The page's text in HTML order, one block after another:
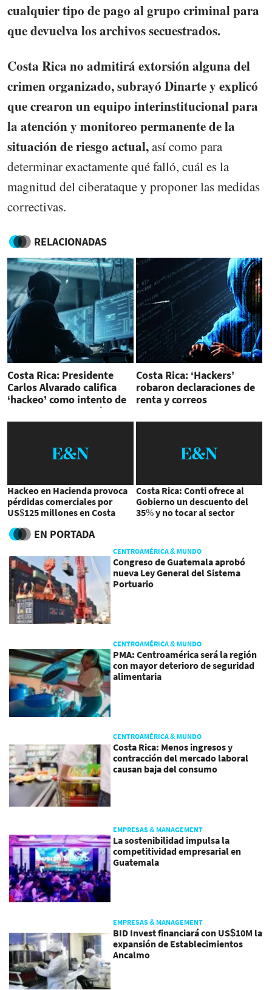
cualquier tipo de pago al grupo criminal para
que devuelva los archivos secuestrados.
Costa Rica no admitirá extorsión alguna del
crimen organizado, subrayó Dinarte y explicó
que crearon un equipo interinstitucional para
la atención y monitoreo permanente de la
situación de riesgo actual,así como para
determinar exactamente qué falló, cuál es la
magnitud del ciberataque y proponer las medidas
correctivas.
RELACIONADAS
Costa Rica: Presidente
Carlos Alvarado califica
‘hackeo’ como intento de
desestabilizar al país
Costa Rica: ‘Hackers’
robaron declaraciones de
renta y correos
Hackeo en Hacienda provoca
pérdidas comerciales por
US$125 millones en Costa
Costa Rica: Conti ofrece al
Gobierno un descuento del
35% y no tocar al sector
EN PORTADA
CENTROAMÉRICA & MUNDO
Congreso de Guatemala aprobó
nueva Ley General del Sistema
Portuario
CENTROAMÉRICA & MUNDO
PMA: Centroamérica será la región
con mayor deterioro de seguridad
alimentaria
CENTROAMÉRICA & MUNDO
Costa Rica: Menos ingresos y
contracción del mercado laboral
causan baja del consumo
EMPRESAS & MANAGEMENT
La sostenibilidad impulsa la
competitividad empresarial en
Guatemala
EMPRESAS & MANAGEMENT
BID Invest financiará con US$10M la
expansión de Establecimientos
Ancalmo